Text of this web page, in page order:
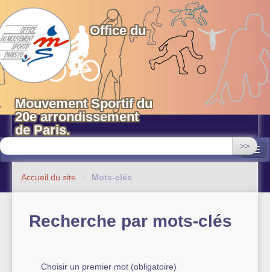
OMS 20 Paris
Office du
Mouvement Sportif du
20e arrondissement
de Paris.
>>
Equipements sportifs municipaux
OMS 20
Actualités
Accueil du site > Mots-clés
Recherche par mots-clés
Choisir un premier mot (obligatoire)